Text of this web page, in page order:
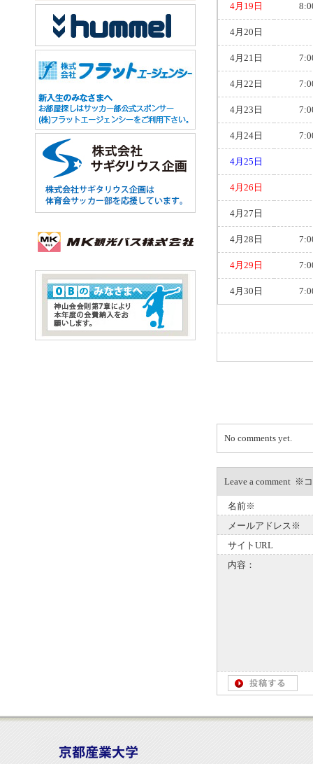
4月19日
4月20日
4月21日
4月22日
4月23日
4月24日
4月25日
4月26日
4月27日
4月28日
4月29日
4月30日
No comments yet.
Leave a comment ※
名前※
メールアドレス※
サイトURL
内容：